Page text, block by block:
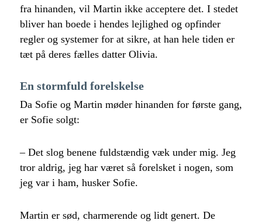
fra hinanden, vil Martin ikke acceptere det. I stedet
bliver han boede i hendes lejlighed og opfinder
regler og systemer for at sikre, at han hele tiden er
tæt på deres fælles datter Olivia.
En stormfuld forelskelse
Da Sofie og Martin møder hinanden for første gang,
er Sofie solgt:
– Det slog benene fuldstændig væk under mig. Jeg
tror aldrig, jeg har været så forelsket i nogen, som
jeg var i ham, husker Sofie.
Martin er sød, charmerende og lidt genert. De